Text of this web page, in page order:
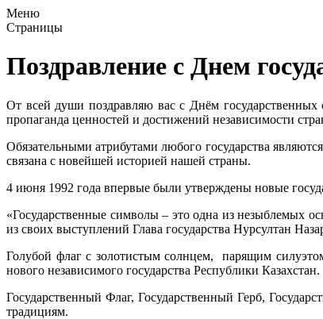
Меню
Страницы
Поздравление с Днем
От всей души поздравляю вас с Днём
пропаганда ценностей и достижений независимости
Обязательными атрибутами любого государства
связана с новейшей историей нашей страны.
4 июня 1992 года впервые были утверждены новые
«Государственные символы – это одна из незыблемых
из своих выступлений Глава государства Нурсултан
Голубой флаг с золотистым солнцем, парящим
нового независимого государства Республики Казахстан.
Государственный Флаг, Государственный Герб,
традициям.